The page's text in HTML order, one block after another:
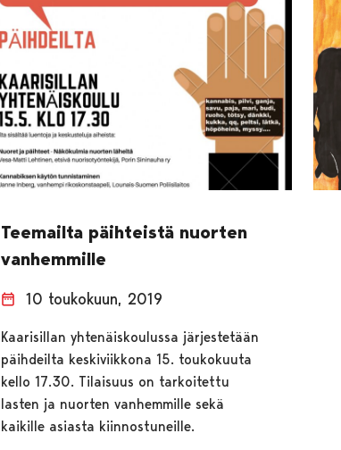
Teemailta päihteistä nuorten
vanhemmille
10 toukokuun, 2019
Kaarisillan yhtenäiskoulussa järjestetään
päihdeilta keskiviikkona 15. toukokuuta
kello 17.30. Tilaisuus on tarkoitettu
lasten ja nuorten vanhemmille sekä
kaikille asiasta kiinnostuneille.